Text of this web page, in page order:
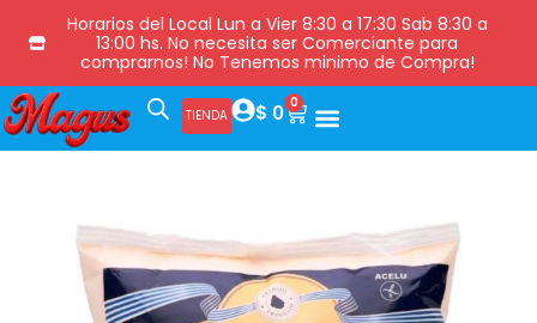
Horarios del Local Lun a Vier 8:30 a 17:30 Sab 8:30 a
13:00 hs. No necesita ser Comerciante para
comprarnos! No Tenemos minimo de Compra!
TIENDA $ 0 0